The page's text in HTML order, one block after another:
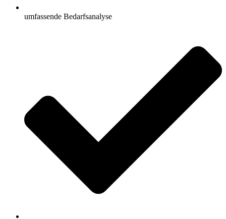
umfassende Bedarfsanalyse